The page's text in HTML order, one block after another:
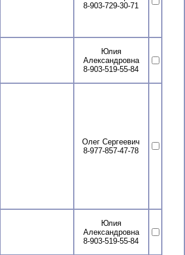
8-903-729-30-71
Юлия
Александровна
8-903-519-55-84
Олег Сергеевич
8-977-857-47-78
Юлия
Александровна
8-903-519-55-84